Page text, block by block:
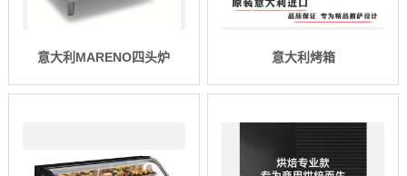
意大利MARENO四头炉 意大利烤箱